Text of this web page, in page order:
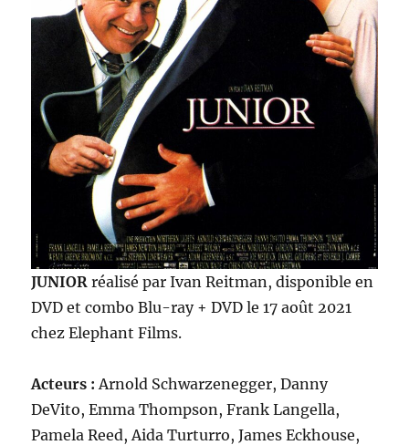
JUNIORréalisé par Ivan Reitman, disponible en
DVD et combo Blu-ray + DVD le 17 août 2021
chez Elephant Films.
Acteurs : Arnold Schwarzenegger, Danny
DeVito, Emma Thompson, Frank Langella,
Pamela Reed, Aida Turturro, James Eckhouse,